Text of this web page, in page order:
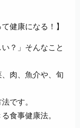
健康になる！】
？」そんなこと
肉、魚介や、旬
です。
食事健康法。